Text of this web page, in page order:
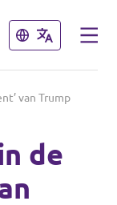
Sluiten
Sluiten
van Trump
de